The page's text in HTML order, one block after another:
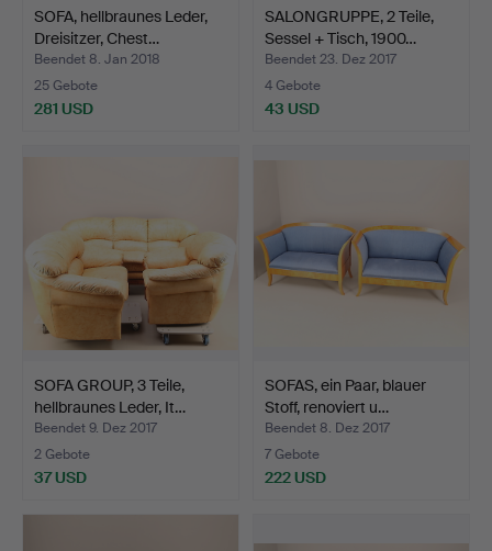
SOFA, hellbraunes Leder,
Dreisitzer, Chest…
Beendet 8. Jan 2018
25 Gebote
281 USD
SALONGRUPPE, 2 Teile,
Sessel + Tisch, 1900…
Beendet 23. Dez 2017
4 Gebote
43 USD
SOFA GROUP, 3 Teile,
hellbraunes Leder, It…
Beendet 9. Dez 2017
2 Gebote
37 USD
SOFAS, ein Paar, blauer
Stoff, renoviert u…
Beendet 8. Dez 2017
7 Gebote
222 USD